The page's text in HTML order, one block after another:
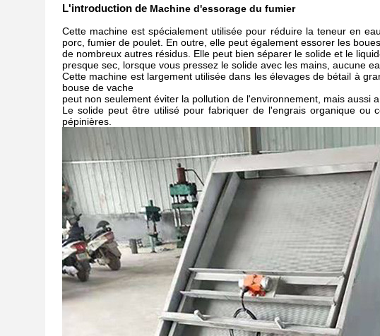
L'introduction de Machine d'essorage du fumier
Cette machine est spécialement utilisée pour réduire la teneur en
porc, fumier de poulet. En outre, elle peut également essorer les
de nombreux autres résidus. Elle peut bien séparer le solide et le
presque sec, lorsque vous pressez le solide avec les mains, aucune
Cette machine est largement utilisée dans les élevages de bétail à
bouse de vache
peut non seulement éviter la pollution de l'environnement, mais aussi
Le solide peut être utilisé pour fabriquer de l'engrais organique
pépinières.